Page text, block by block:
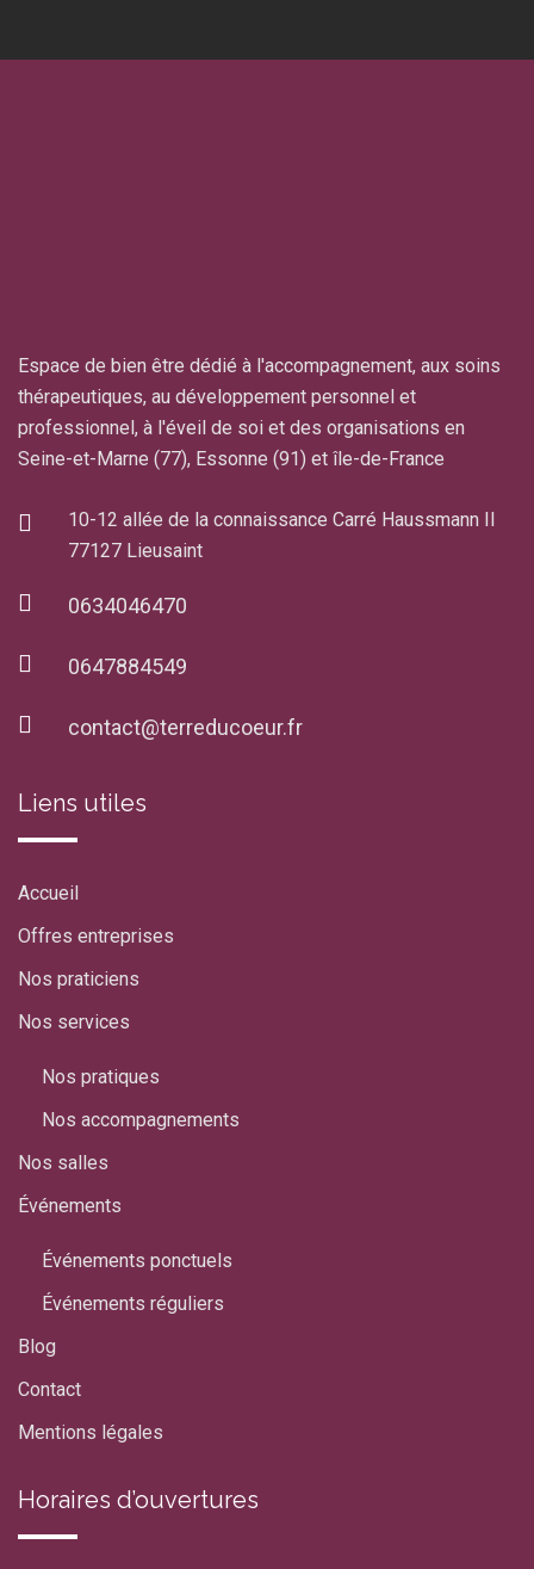
Espace de bien être dédié à l'accompagnement, aux soins
thérapeutiques, au développement personnel et
professionnel, à l'éveil de soi et des organisations en
Seine-et-Marne (77), Essonne (91) et île-de-France
10-12 allée de la connaissance Carré Haussmann II
77127 Lieusaint
0634046470
0647884549
contact@terreducoeur.fr
Liens utiles
Accueil
Offres entreprises
Nos praticiens
Nos services
Nos pratiques
Nos accompagnements
Nos salles
Événements
Événements ponctuels
Événements réguliers
Blog
Contact
Mentions légales
Horaires d’ouvertures